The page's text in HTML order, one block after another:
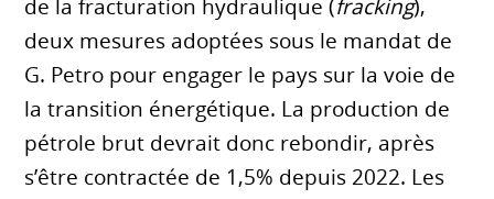
de la fracturation hydraulique (fracking),
deux mesures adoptées sous le mandat de
G. Petro pour engager le pays sur la voie de
la transition énergétique. La production de
pétrole brut devrait donc rebondir, après
s’être contractée de 1,5% depuis 2022. Les